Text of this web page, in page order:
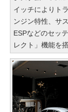
イッチによりト
ンジン特性、サ
ESPなどのセッ
レクト」機能を